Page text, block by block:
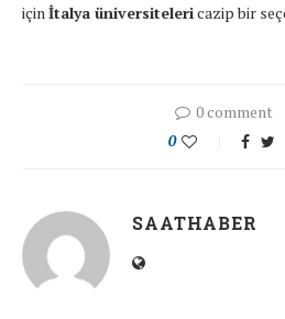
için İtalya üniversitelericazip bir
0 comment
0
SAATHABER